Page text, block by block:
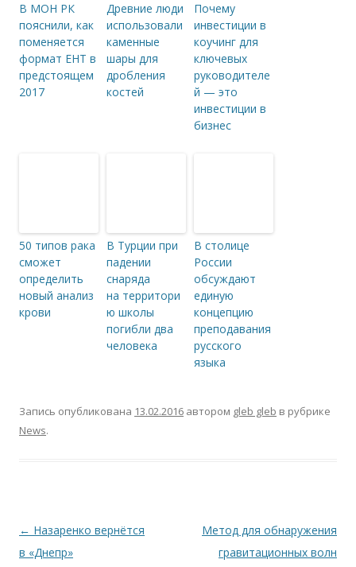
В МОН РК
пояснили, как
поменяется
формат ЕНТ в
предстоящем
2017
Древние люди
использовали
каменные
шары для
дробления
костей
Почему
инвестиции в
коучинг для
ключевых
руководителе
й — это
инвестиции в
бизнес
50 типов рака
сможет
определить
новый анализ
крови
В Турции при
падении
снаряда
на территори
ю школы
погибли два
человека
В столице
России
обсуждают
единую
концепцию
преподавания
русского
языка
Запись опубликована 13.02.2016 автором gleb gleb в рубрике
News.
Навигация по записям
← Назаренко вернётся
в «Днепр»
Метод для обнаружения
гравитационных волн